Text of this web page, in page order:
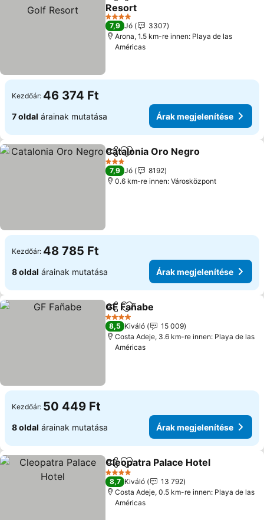
Resort
4 Kategória
7,9 Jó
3307
Arona, 1.5 km-re innen: Playa de las
Américas
Kezdőár: 46 374 Ft
7 oldal árainak mutatása Árak megjelenítése
Megosztás
Hozzáadás a kedvencekhez
Catalonia Oro Negro
3 Kategória
7,9 Jó
8192
0.6 km-re innen: Városközpont
Kezdőár: 48 785 Ft
8 oldal árainak mutatása Árak megjelenítése
Megosztás
Hozzáadás a kedvencekhez
GF Fañabe
4 Kategória
8,5 Kiváló
15 009
Costa Adeje, 3.6 km-re innen: Playa de las
Américas
Kezdőár: 50 449 Ft
8 oldal árainak mutatása Árak megjelenítése
Megosztás
Hozzáadás a kedvencekhez
Cleopatra Palace Hotel
4 Kategória
8,7 Kiváló
13 792
Costa Adeje, 0.5 km-re innen: Playa de las
Américas